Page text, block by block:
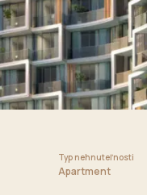
Typ nehnuteľnosti
Apartment